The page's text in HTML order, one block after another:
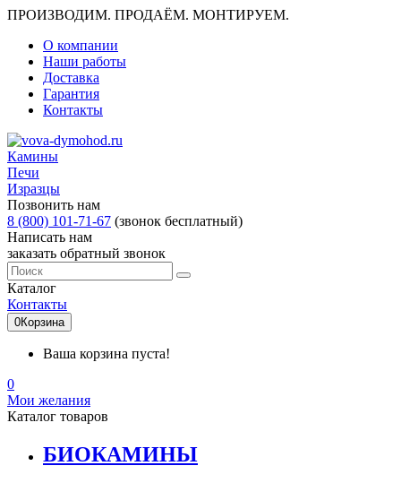
ПРОИЗВОДИМ. ПРОДАЁМ. МОНТИРУЕМ.
О компании
Наши работы
Доставка
Гарантия
Контакты
Камины
Печи
Изразцы
Позвонить нам
8 (800) 101-71-67 (звонок бесплатный)
Написать нам
заказать обратный звонок
Каталог
Контакты
0Корзина
Ваша корзина пуста!
0
Мои желания
Каталог товаров
БИОКАМИНЫ